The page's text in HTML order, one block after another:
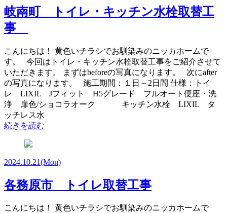
岐南町 トイレ・キッチン水栓取替工
事
こんにちは！ 黄色いチラシでお馴染みのニッカホームで
す。 今回はトイレ・キッチン水栓取替工事をご紹介させて
いただきます。 まずはbeforeの写真になります。 次にafter
の写真になります。 施工期間：１日～2日間 仕様：トイ
レ LIXIL Jフィット H5グレード フルオート便座・洗
浄 扉色/ショコラオーク キッチン水栓 LIXIL タ
ッチレス水
続きを読む
2024.10.21(Mon)
各務原市 トイレ取替工事
こんにちは！ 黄色いチラシでお馴染みのニッカホームで